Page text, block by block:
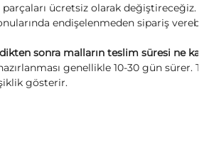
ücretsiz olarak değiştireceğiz.
endişelenmeden sipariş
sonra malların teslim süresi ne
genellikle 10-30 gün sürer.
gösterir.